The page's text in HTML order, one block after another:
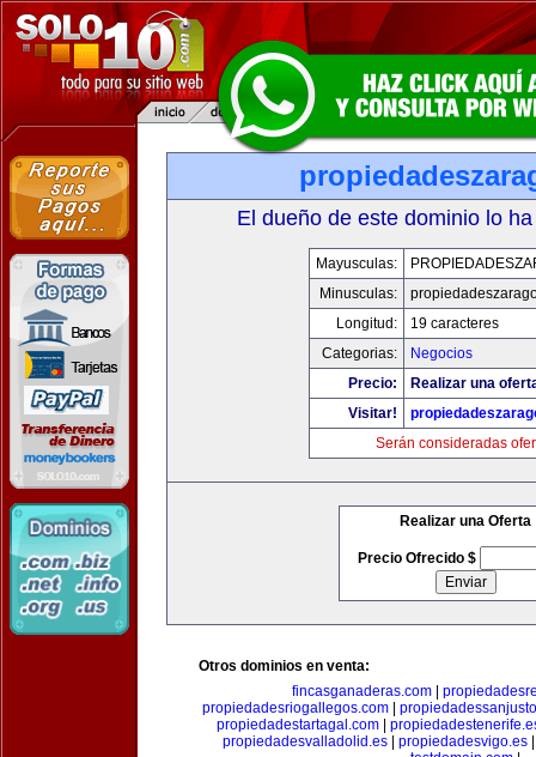
El dueño de este dominio lo
Mayusculas:
Minusculas:
Longitud:
19 caracteres
Categorias:
Negocios
Precio:
Realizar una
Visitar!
Serán consideradas
Realizar una Oferta
Precio Ofrecido $
Otros dominios en venta:
fincasganaderas.com|
propiedadesriogallegos.com|
propiedadestartagal.com|
propiedadesvalladolid.es
propiedadesvigo.es